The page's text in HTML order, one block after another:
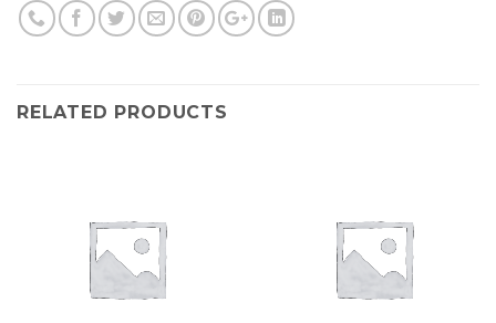
RELATED PRODUCTS